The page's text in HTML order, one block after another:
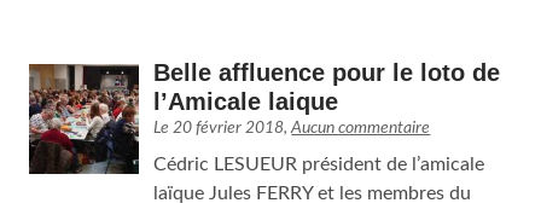
Belle affluence pour le loto de
l’Amicale laique
Le20 février 2018,Aucun commentaire
Cédric LESUEUR président de l’amicale
laïque Jules FERRY et les membres du